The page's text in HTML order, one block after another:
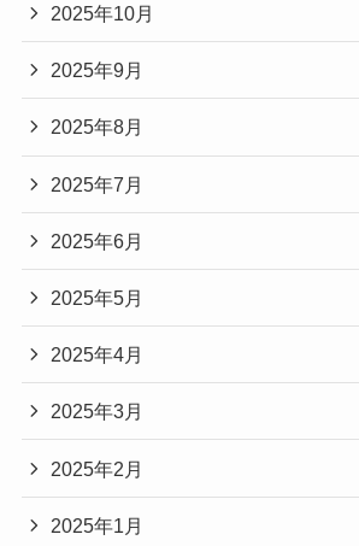
2025年10月
2025年9月
2025年8月
2025年7月
2025年6月
2025年5月
2025年4月
2025年3月
2025年2月
2025年1月